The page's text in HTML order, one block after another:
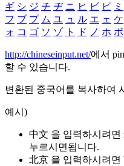
ギ シ ジ チ ヂ ニ ヒ ビ ピ ミ
フ ブ プ ム ユ ュ ル エ ェ ケ
ォ コ ゴ ソ ゾ ト ド ノ ホ ボ
http://chineseinput.net/에서
할 수 있습니다.
변환된 중국어를 복사하여
예시)
中文 을 입력하시려면
누르시면됩니다.
北京 을 입력하시려면